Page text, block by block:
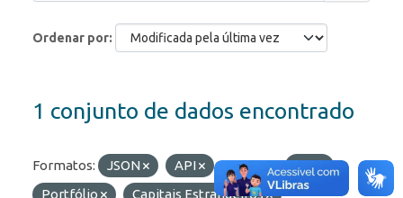
Ordenar por
1 conjunto de dados encontrado
Formatos: JSON API Etiquetas:
IED
Portfólio
Capitais Estrangeiros